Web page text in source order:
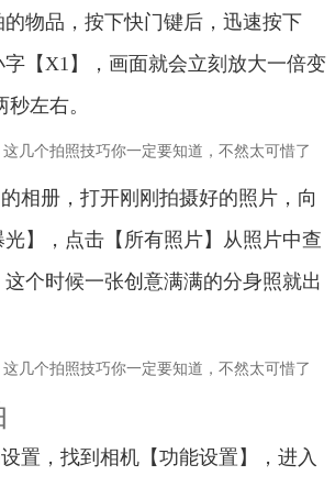
物品，按下快门键后，迅速按下
字【X1】，画面就会立刻放大一倍变
左右。
相册，打开刚刚拍摄好的照片，向
】，点击【所有照片】从照片中查
个时候一张创意满满的分身照就出
置，找到相机【功能设置】，进入